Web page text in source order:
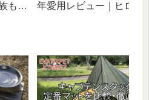
もソ
年愛用レビュー｜ヒロシ